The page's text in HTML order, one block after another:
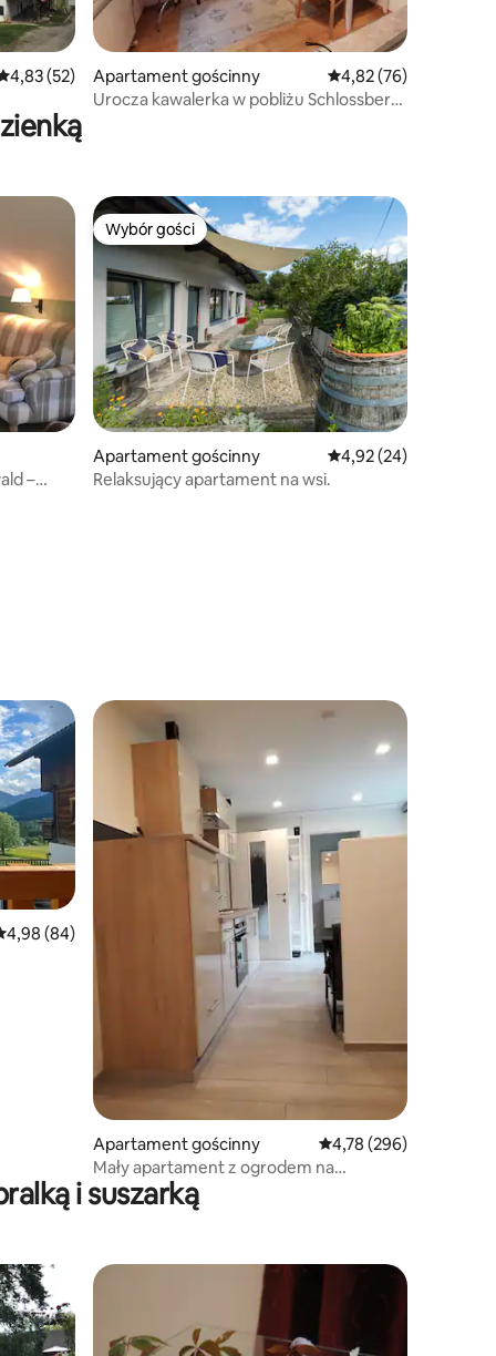
ocena: 4,83 na 5, liczba recenzji: 52
4,83 (52)
Apartament gościnny Średnia ocena: 4,82
4,82 (76)
Urocza kawalerka w pobliżu Schlossberg
–
Wybór gości
Wybór gości
Apartament gościnny Średnia ocena: 4,92
4,92 (24)
Relaksujący apartament na wsi.
gości
ocena: 4,98 na 5, liczba recenzji: 84
4,98 (84)
Apartament gościnny Średnia ocena: 4,78
4,78 (296)
Mały apartament z ogrodem na
Dürrnberg
i suszarką